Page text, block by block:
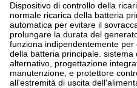
Dispositivo di controllo della
normale ricarica della batteria
automatica per evitare il
prolungare la durata del
funziona indipendentemente
della batteria principale.
alternativo, progettazione
manutenzione, e protettore
all'estremità di uscita